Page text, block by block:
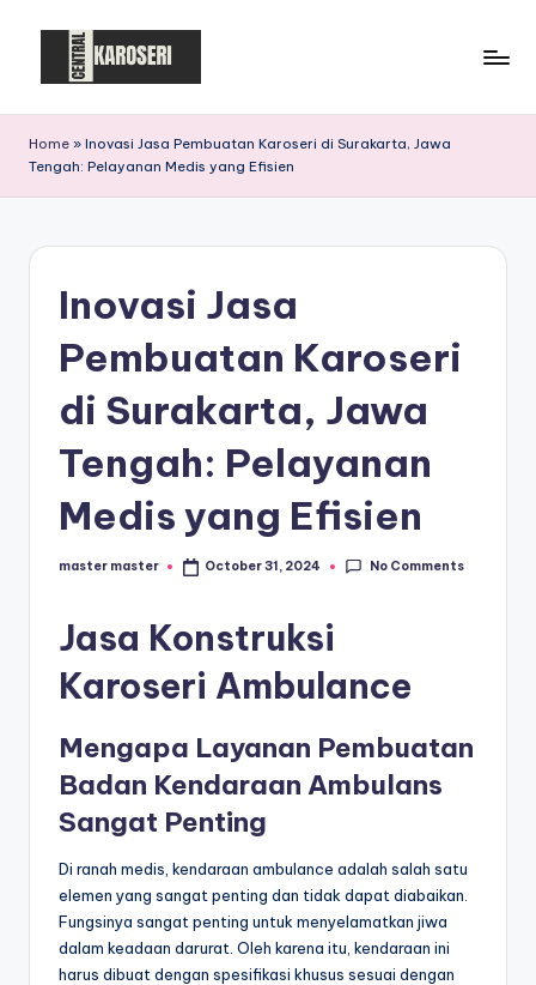
e
n
K
Home » Inovasi Jasa Pembuatan Karoseri di Surakarta, Jawa
Tengah: Pelayanan Medis yang Efisien
Inovasi Jasa
Pembuatan Karoseri
di Surakarta, Jawa
Tengah: Pelayanan
Medis yang Efisien
Posted
master master October 31, 2024 No Comments
Jasa Konstruksi
Karoseri Ambulance
Mengapa Layanan Pembuatan
Badan Kendaraan Ambulans
Sangat Penting
Di ranah medis, kendaraan ambulance adalah salah satu
elemen yang sangat penting dan tidak dapat diabaikan.
Fungsinya sangat penting untuk menyelamatkan jiwa
dalam keadaan darurat. Oleh karena itu, kendaraan ini
harus dibuat dengan spesifikasi khusus sesuai dengan